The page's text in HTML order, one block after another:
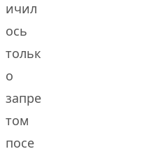
ичил
ось
тольк
о
запре
том
посе